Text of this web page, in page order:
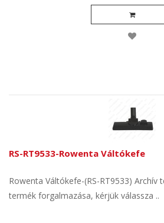
RS-RT9533-Rowenta Váltókefe
Rowenta Váltókefe-(RS-RT9533) Archív
termék forgalmazása, kérjük válassza ..